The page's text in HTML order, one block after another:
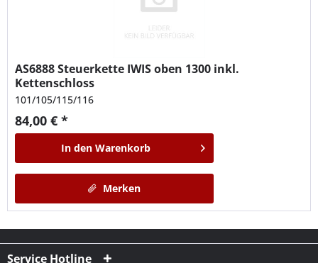
AS6888Steuerkette IWIS oben 1300 inkl.
Kettenschloss
101/105/115/116
84,00 € *
In den Warenkorb
Merken
Service Hotline